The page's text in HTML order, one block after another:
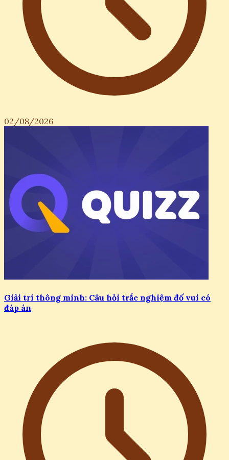
02/08/2026
Giải trí thông minh: Câu hỏi trắc nghiệm đố vui có
đáp án